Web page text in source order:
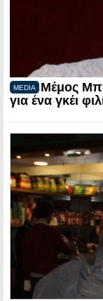
MEDIA
Μέμος
για ένα γκέι